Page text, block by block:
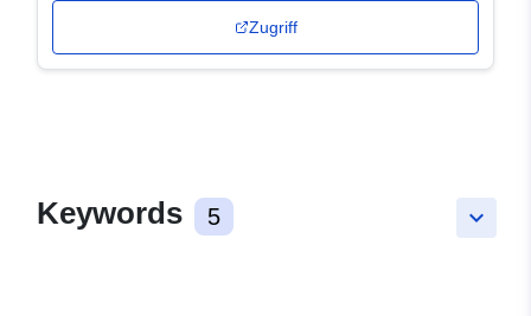
Zugriff
keyboard_arrow_down
Keywords 5